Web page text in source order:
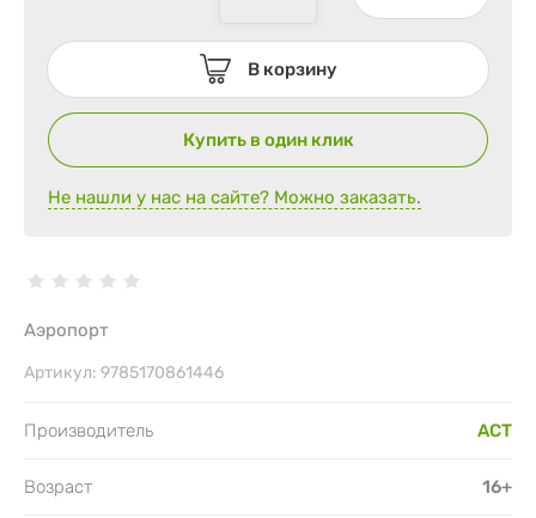
В корзину
Купить в один клик
Не нашли у нас на сайте? Можно заказать.
Аэропорт
Артикул: 9785170861446
Производитель АСТ
Возраст 16+